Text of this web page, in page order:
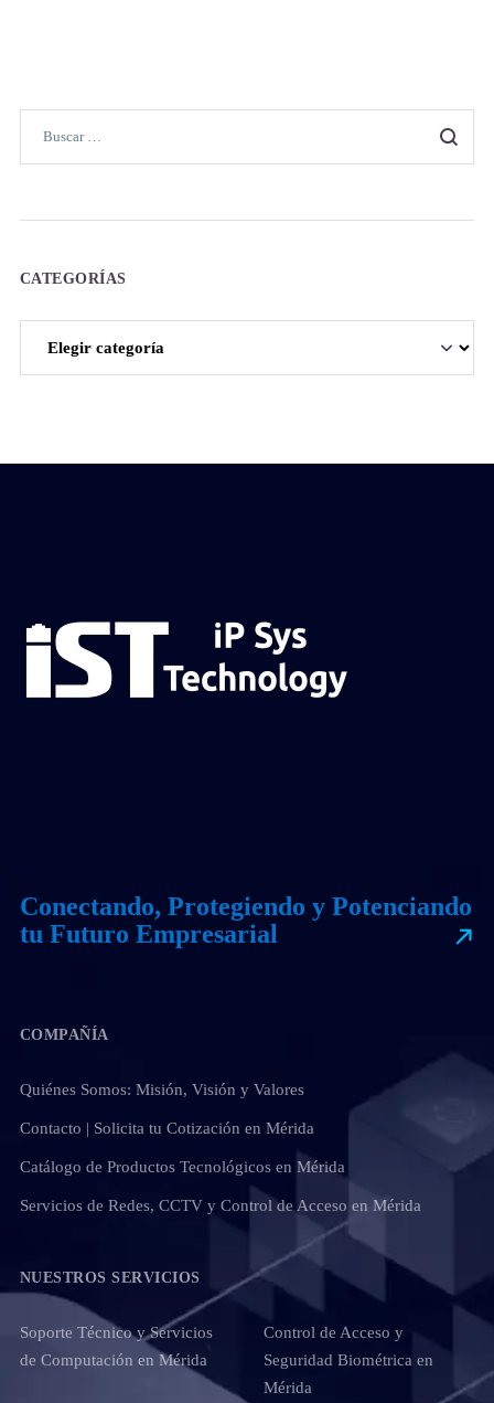
CATEGORÍAS
Conectando, Protegiendo y Potenciando
tu Futuro Empresarial
COMPAÑÍA
Quiénes Somos: Misión, Visión y Valores
Contacto | Solicita tu Cotización en Mérida
Catálogo de Productos Tecnológicos en Mérida
Servicios de Redes, CCTV y Control de Acceso en Mérida
NUESTROS SERVICIOS
Soporte Técnico y Servicios
de Computación en Mérida
Control de Acceso y
Seguridad Biométrica en
Mérida